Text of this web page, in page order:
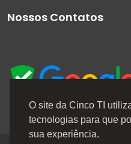
O site da Cinco TI
tecnologias para que
sua experiência.
A Cinco TI (5TI) é uma
COMERCIO E SERVICOS
Nossos Contatos